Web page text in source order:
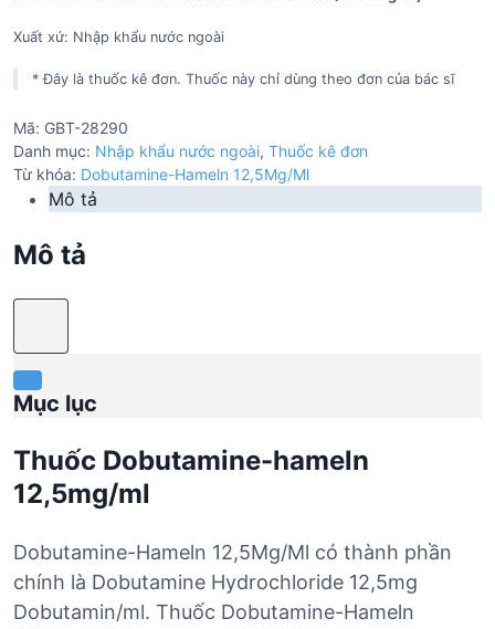
Xuất xứ: Nhập khẩu nước ngoài
* Đây là thuốc kê đơn. Thuốc này chỉ dùng theo đơn của bác sĩ
Mã: GBT-28290
Danh mục: Nhập khẩu nước ngoài, Thuốc kê đơn
Từ khóa: Dobutamine-Hameln 12,5Mg/Ml
Mô tả
Mô tả
Mục lục
Thuốc Dobutamine-hameln
12,5mg/ml
Dobutamine-Hameln 12,5Mg/Ml có thành phần
chính là Dobutamine Hydrochloride 12,5mg
Dobutamin/ml. Thuốc Dobutamine-Hameln